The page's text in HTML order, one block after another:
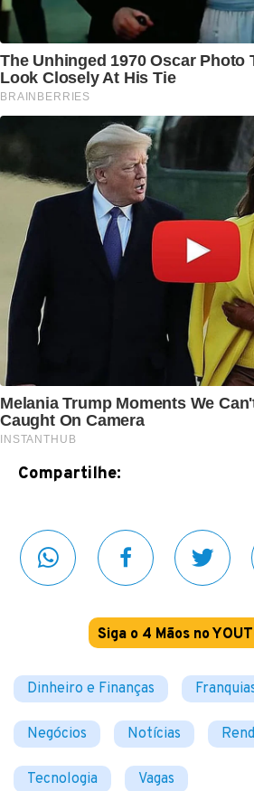
Compartilhe:
Siga o 4 Mãos no
Dinheiro e Finanças
Negócios Notícias
Tecnologia Vagas